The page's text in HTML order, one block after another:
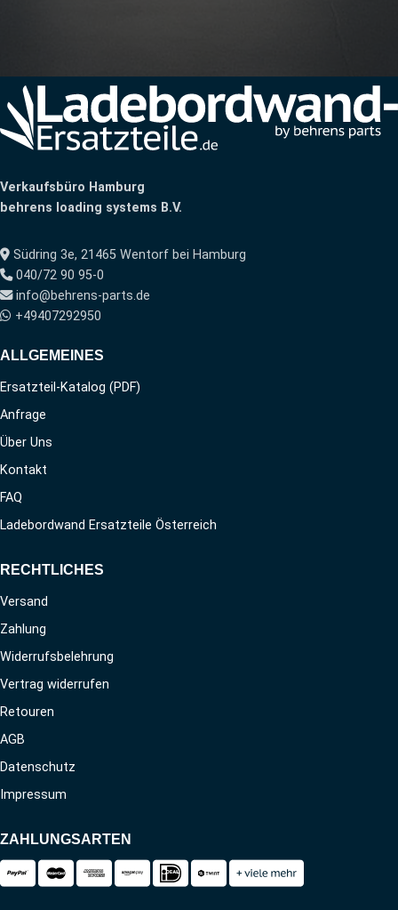
Verkaufsbüro Hamburg
behrens loading systems B.V.
Südring 3e, 21465 Wentorf bei Hamburg
040/72 90 95-0
info@behrens-parts.de
+49407292950
ALLGEMEINES
Ersatzteil-Katalog (PDF)
Anfrage
Über Uns
Kontakt
FAQ
Ladebordwand Ersatzteile Österreich
RECHTLICHES
Versand
Zahlung
Widerrufsbelehrung
Vertrag widerrufen
Retouren
AGB
Datenschutz
Impressum
ZAHLUNGSARTEN